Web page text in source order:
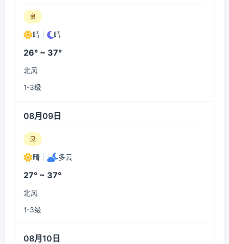
良
晴 晴
26° ~ 37°
北风
1-3级
08月09日
良
晴 多云
27° ~ 37°
北风
1-3级
08月10日